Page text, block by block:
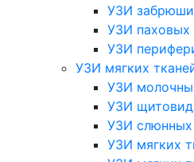
УЗИ
УЗИ паховых
УЗИ
УЗИ мягких
УЗИ
УЗИ
УЗИ
УЗИ мягких